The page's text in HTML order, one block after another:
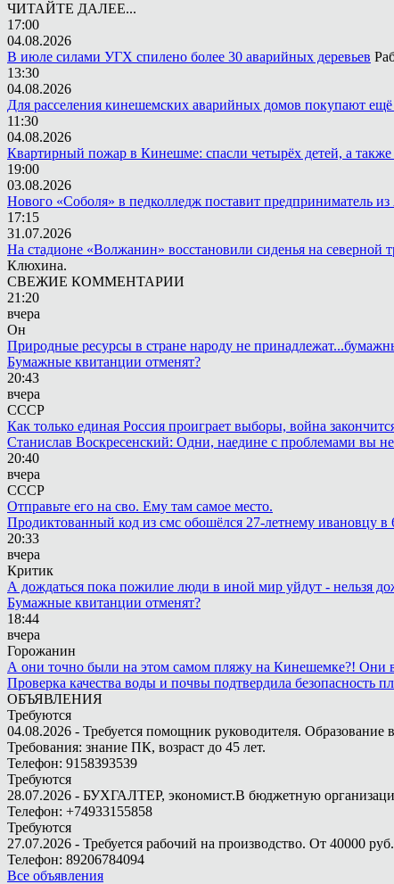
ЧИТАЙТЕ ДАЛЕЕ...
17:00
04.08.2026
В июле силами УГХ спилено более 30 аварийных деревьев
13:30
04.08.2026
Для расселения кинешемских аварийных домов покупают
11:30
04.08.2026
Квартирный пожар в Кинешме: спасли четырёх детей, а также
19:00
03.08.2026
Нового «Соболя» в педколледж поставит предприниматель из
17:15
31.07.2026
На стадионе «Волжанин» восстановили сиденья на северной
Клюхина.
СВЕЖИЕ КОММЕНТАРИИ
21:20
вчера
Он
Природные ресурсы в стране народу не
Бумажные квитанции отменят?
20:43
вчера
СССР
Как только единая Россия проиграет выборы, война
Станислав Воскресенский: Одни, наедине с проблемами вы не
20:40
вчера
СССР
Отправьте его на сво. Ему там самое место.
Продиктованный код из смс обошёлся 27-летнему ивановцу в
20:33
вчера
Критик
А дождаться пока пожилие люди в иной мир уйдут - нельзя
Бумажные квитанции отменят?
18:44
вчера
Горожанин
А они точно были на этом самом пляжу на Кинешемке?! Они
Проверка качества воды и почвы подтвердила безопасность
ОБЪЯВЛЕНИЯ
Требуются
04.08.2026 - Требуется помощник руководителя.
Требования: знание ПК, возраст до 45 лет.
Телефон: 9158393539
Требуются
28.07.2026 - БУХГАЛТЕР, экономист.В бюджетную
Телефон: +74933155858
Требуются
27.07.2026 - Требуется рабочий на производство. От 40000
Телефон: 89206784094
Все объявления